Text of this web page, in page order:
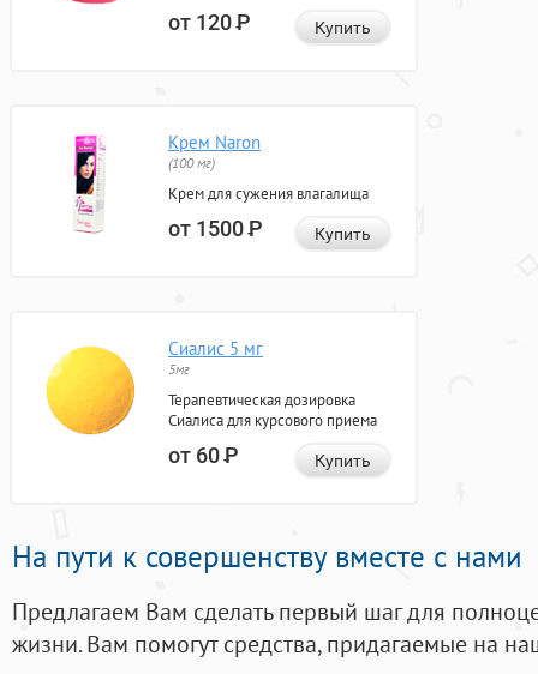
от 120Р Купить
Крем Naron
(100 мг)
Крем для сужения влагалища
от 1500Р Купить
Сиалис 5 мг
5мг
Терапевтическая дозировка
Сиалиса для курсового приема
от 60Р Купить
На пути к совершенству вместе с нами
Предлагаем Вам сделать первый шаг для
жизни. Вам помогут средства, придагаемые на